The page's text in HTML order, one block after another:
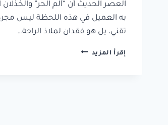
العصر الحديث أن “ألم الحر”
به العميل في هذه اللحظة ليس
تقني، بل هو فقدان لملاذ الراحة…
إقرأ المزيد